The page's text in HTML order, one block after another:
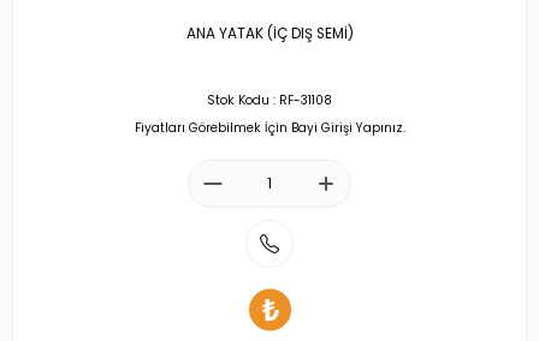
ANA YATAK (İÇ DIŞ SEMİ)
Stok Kodu : RF-31108
Fiyatları Görebilmek İçin Bayi Girişi Yapınız.